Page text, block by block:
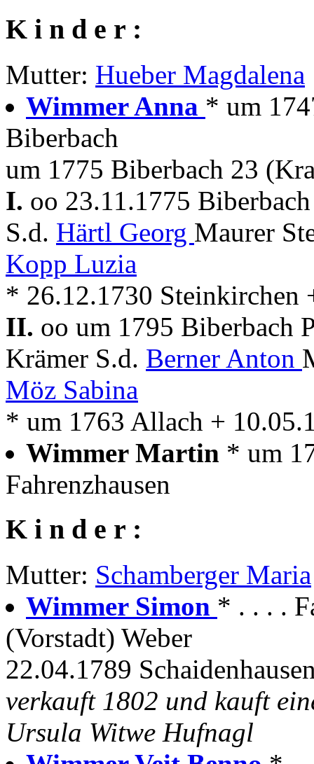
K i n d e r :
Mutter: Hueber Magdalena
Wimmer Anna * um
Biberbach
um 1775 Biberbach 23
I. oo 23.11.1775
S.d. Härtl Georg Maurer
Kopp Luzia
* 26.12.1730 Steinkirchen
II. oo um 1795 Biberbach
Krämer S.d. Berner Anton
Möz Sabina
* um 1763 Allach +
Wimmer Martin * um
Fahrenzhausen
K i n d e r :
Mutter: Schamberger Maria
Wimmer Simon * . . . .
(Vorstadt) Weber
22.04.1789
verkauft 1802 und kauft
Ursula Witwe Hufnagl